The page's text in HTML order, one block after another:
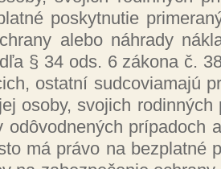
pos­kyt­nu­tie
ale­bo náh­ra­dy
§ 34 ods. 6 zá­ko­na č.
os­tat­ní sud­co­viama­jú
oso­by, svo­jich
od­ôvod­ne­ných prí­pa­doch
má prá­vo na bez­plat­né